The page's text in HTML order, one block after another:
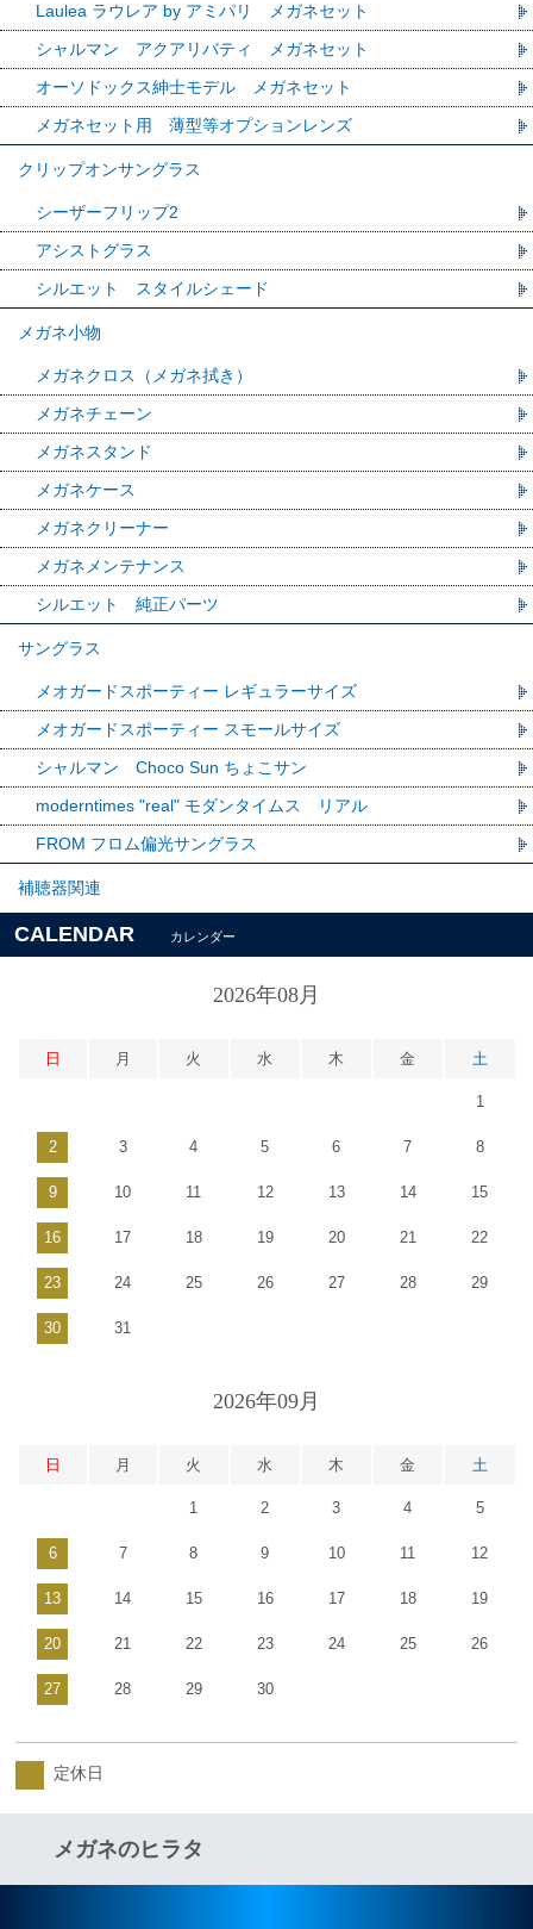
Laulea ラウレア by アミパリ メガネセット
シャルマン アクアリバティ メガネセット
オーソドックス紳士モデル メガネセット
メガネセット用 薄型等オプションレンズ
クリップオンサングラス
シーザーフリップ2
アシストグラス
シルエット スタイルシェード
メガネ小物
メガネクロス（メガネ拭き）
メガネチェーン
メガネスタンド
メガネケース
メガネクリーナー
メガネメンテナンス
シルエット 純正パーツ
サングラス
メオガードスポーティー レギュラーサイズ
メオガードスポーティー スモールサイズ
シャルマン Choco Sun ちょこサン
moderntimes "real" モダンタイムス リアル
FROM フロム偏光サングラス
補聴器関連
CALENDAR カレンダー
2026年08月
日 月 火 水 木 金 土
1
2 3 4 5 6 7 8
9 10 11 12 13 14 15
16 17 18 19 20 21 22
23 24 25 26 27 28 29
30 31
2026年09月
日 月 火 水 木 金 土
1 2 3 4 5
6 7 8 9 10 11 12
13 14 15 16 17 18 19
20 21 22 23 24 25 26
27 28 29 30
定休日
メガネのヒラタ